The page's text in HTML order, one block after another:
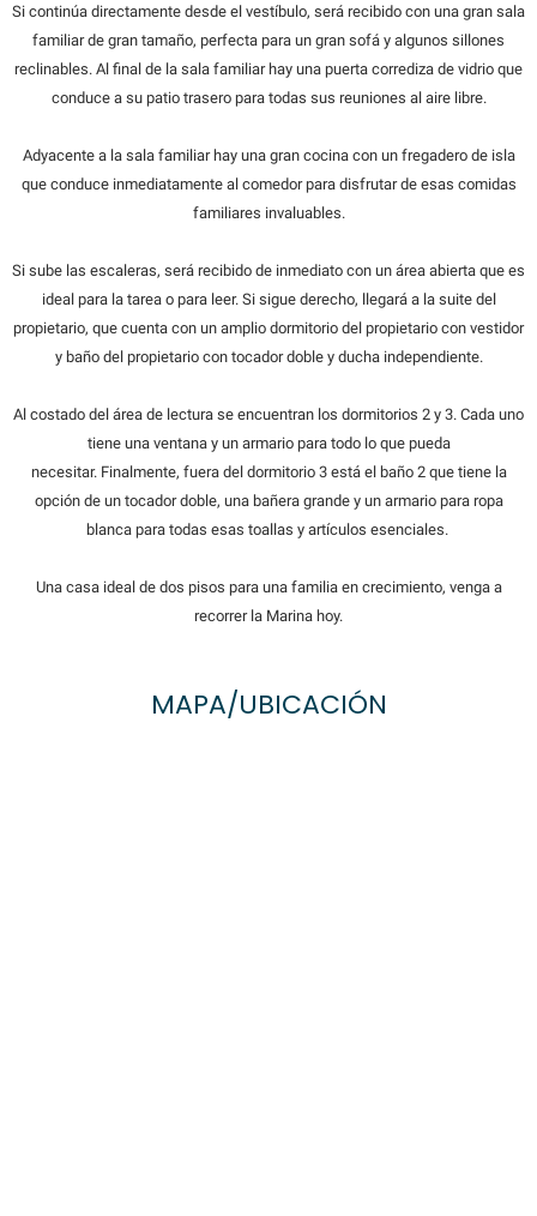
Si continúa directamente desde el vestíbulo, será recibido con una gran sala
familiar de gran tamaño, perfecta para un gran sofá y algunos sillones
reclinables. Al final de la sala familiar hay una puerta corrediza de vidrio que
conduce a su patio trasero para todas sus reuniones al aire libre.
Adyacente a la sala familiar hay una gran cocina con un fregadero de isla
que conduce inmediatamente al comedor para disfrutar de esas comidas
familiares invaluables.
Si sube las escaleras, será recibido de inmediato con un área abierta que es
ideal para la tarea o para leer. Si sigue derecho, llegará a la suite del
propietario, que cuenta con un amplio dormitorio del propietario con vestidor
y baño del propietario con tocador doble y ducha independiente.
Al costado del área de lectura se encuentran los dormitorios 2 y 3. Cada uno
tiene una ventana y un armario para todo lo que pueda
necesitar. Finalmente, fuera del dormitorio 3 está el baño 2 que tiene la
opción de un tocador doble, una bañera grande y un armario para ropa
blanca para todas esas toallas y artículos esenciales.
Una casa ideal de dos pisos para una familia en crecimiento, venga a
recorrer la Marina hoy.
MAPA/UBICACIÓN